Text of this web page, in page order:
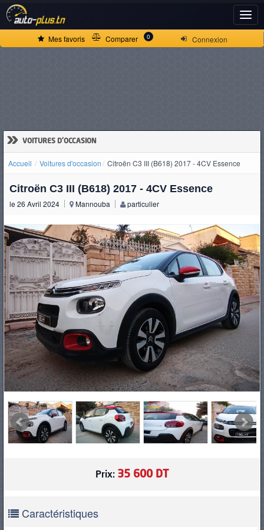
Connexion
Mes favoris Comparer 0
» VOITURES D'OCCASION
Accueil Voitures d'occasion Citroën C3 III (B618) 2017 - 4CV Essence
Citroën C3 III (B618) 2017 - 4CV Essence
le 26 Avril 2024 Mannouba particulier
Prix: 35 600 DT
Caractéristiques
ACCUEIL
D'OCCASION
CAMIONS
PNEUS